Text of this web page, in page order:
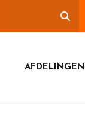
AFDELINGEN